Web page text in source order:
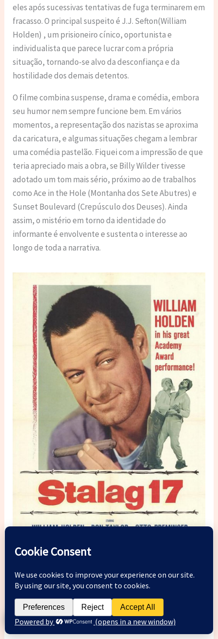
eles após sucessivas tentativas de fuga terminarem em
fracasso. O principal suspeito é J.J. Sefton(William
Holden) , um prisioneiro cínico, oportunista e
individualista que parece lucrar com a própria
situação, tornando-se alvo da desconfiança e da
hostilidade dos demais detentos.
O filme combina suspense, drama e comédia, embora
seu humor nem sempre funcione bem. Em vários
momentos, a representação dos nazistas se aproxima
da caricatura, e algumas situações chegam a lembrar
uma comédia pastelão. Fiquei com a impressão de que
teria apreciado mais a obra, se Billy Wilder tivesse
adotado um tom mais sério, próximo ao de trabalhos
como Ace in the Hole (Montanha dos Sete Abutres) e
Sunset Boulevard (Crepúsculo dos Deuses). Ainda
assim, o mistério em torno da identidade do
informante é envolvente e sustenta o interesse ao
longo de toda a narrativa.